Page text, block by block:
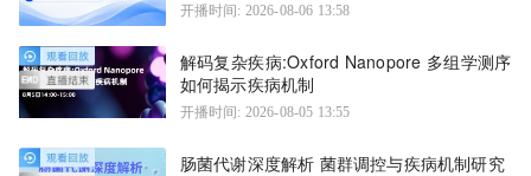
开播时间: 2026-08-06 13:58
解码复杂疾病:Oxford Nanopore 多组学测序
如何揭示疾病机制
开播时间: 2026-08-05 13:55
肠菌代谢深度解析 菌群调控与疾病机制研究